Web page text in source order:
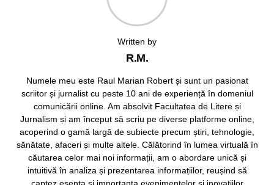
Written by
R.M.
Numele meu este Raul Marian Robert și sunt un pasionat
scriitor și jurnalist cu peste 10 ani de experiență în domeniul
comunicării online. Am absolvit Facultatea de Litere și
Jurnalism și am început să scriu pe diverse platforme online,
acoperind o gamă largă de subiecte precum știri, tehnologie,
sănătate, afaceri și multe altele. Călătorind în lumea virtuală în
căutarea celor mai noi informații, am o abordare unică și
intuitivă în analiza și prezentarea informațiilor, reușind să
captez esența și importanța evenimentelor și inovațiilor